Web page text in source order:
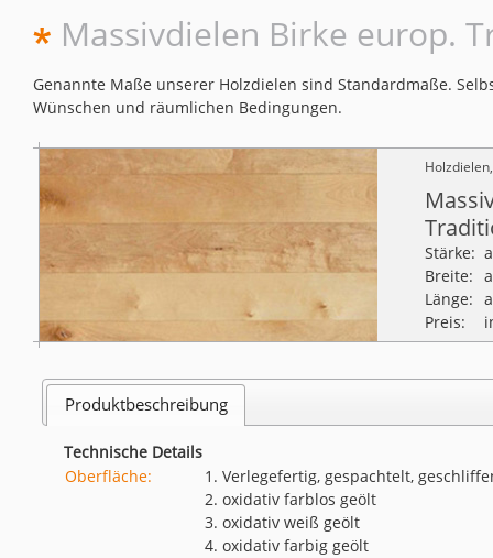
Massivdielen Birke europ.
Genannte Maße unserer Holzdielen sind Standardmaße.
Wünschen und räumlichen Bedingungen.
Stärke:
Breite:
Länge:
Preis:
Produktbeschreibung
Technische Details
Oberfläche:
1. Verlegefertig, gespachtelt,
2. oxidativ farblos geölt
3. oxidativ weiß geölt
4. oxidativ farbig geölt